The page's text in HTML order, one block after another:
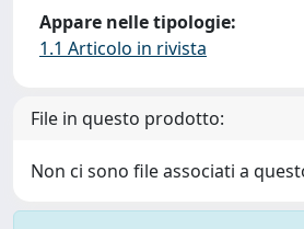
Appare nelle tipologie:
1.1 Articolo in rivista
File in questo prodotto:
Non ci sono file associati a